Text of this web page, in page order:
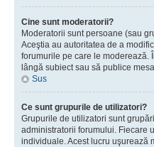
Cine sunt moderatorii?
Moderatorii sunt persoane (sau
Aceştia au autoritatea de a
forumurile pe care le moderează.
lângă subiect sau să publice
Sus
Ce sunt grupurile de utilizatori?
Grupurile de utilizatori sunt
administratorii forumului. Fiecare
individuale. Acest lucru uşurează